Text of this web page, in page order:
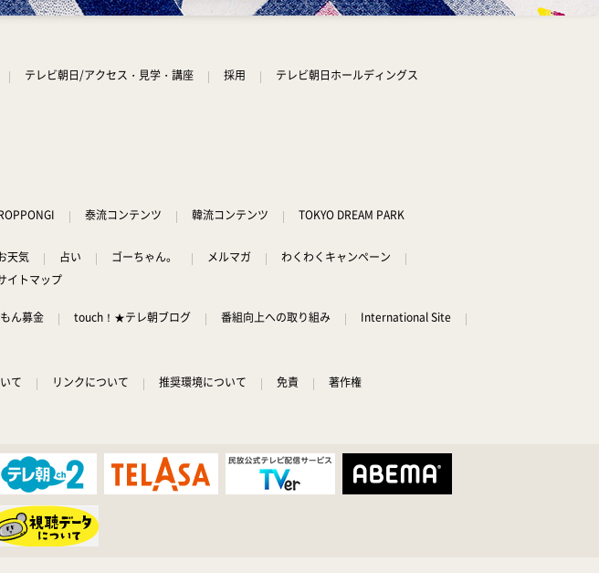
テレビ朝日/アクセス・見学・講座 採用 テレビ朝日ホールディングス
泰流コンテンツ 韓流コンテンツ TOKYO DREAM PARK
天気 占い ゴーちゃん。 メルマガ
わくわくキャンペーン
イトマップ
ん募金 touch！★テレ朝ブログ 番組向上への取り組み
International Site
て リンクについて 推奨環境について 免責 著作権